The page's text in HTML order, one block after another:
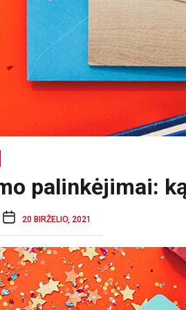
palinkėjimai:
20 BIRŽELIO, 2021